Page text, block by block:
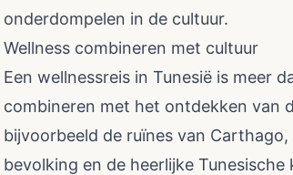
onderdompelen in de cultuur.
Wellness combineren met cultuur
Een wellnessreis in Tunesië is meer
combineren met het ontdekken van
bijvoorbeeld de ruïnes van
bevolking en de heerlijke